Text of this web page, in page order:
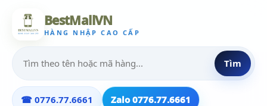
BestMallVN
HÀNG NHẬP CAO CẤP
Tìm
☎ 0776.77.6661 Zalo 0776.77.6661